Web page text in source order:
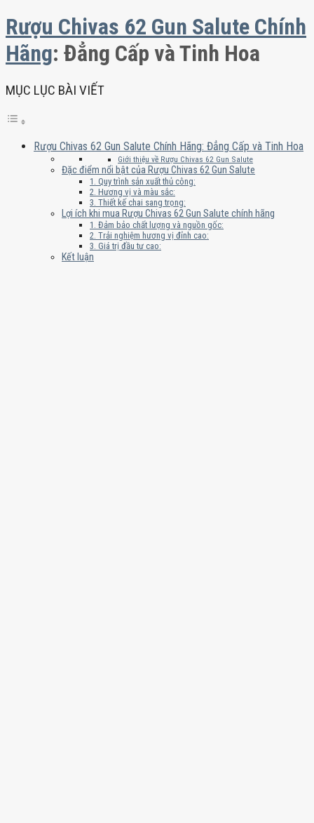
Rượu Chivas 62 Gun Salute Chính
Hãng: Đẳng Cấp và Tinh Hoa
MỤC LỤC BÀI VIẾT
Rượu Chivas 62 Gun Salute Chính Hãng: Đẳng Cấp và Tinh Hoa
Giới thiệu về Rượu Chivas 62 Gun Salute
Đặc điểm nổi bật của Rượu Chivas 62 Gun Salute
1. Quy trình sản xuất thủ công:
2. Hương vị và màu sắc:
3. Thiết kế chai sang trọng:
Lợi ích khi mua Rượu Chivas 62 Gun Salute chính hãng
1. Đảm bảo chất lượng và nguồn gốc:
2. Trải nghiệm hương vị đỉnh cao:
3. Giá trị đầu tư cao:
Kết luận